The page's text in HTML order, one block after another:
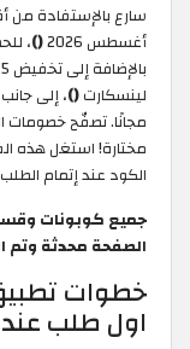
أغسطس 2026
()
لينسكارت()، إلى
مختارة! استغل هذه
الكود عند إتمام
الصفحة محدثة وتم
خطوات
اول طلب